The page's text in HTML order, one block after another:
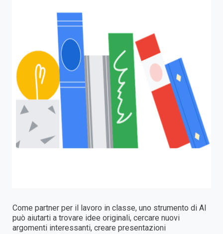
Come partner per il lavoro in classe, uno strumento di AI
può aiutarti a trovare idee originali, cercare nuovi
argomenti interessanti, creare presentazioni